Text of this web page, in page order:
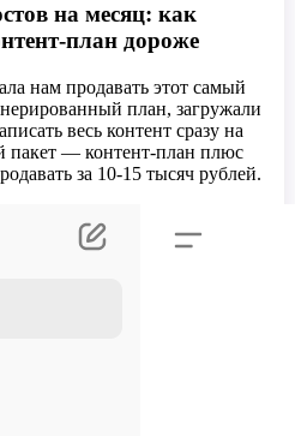
на месяц: как
план дороже
нам продавать этот самый
план, загружали
весь контент сразу на
пакет — контент-план плюс
за 10-15 тысяч рублей.